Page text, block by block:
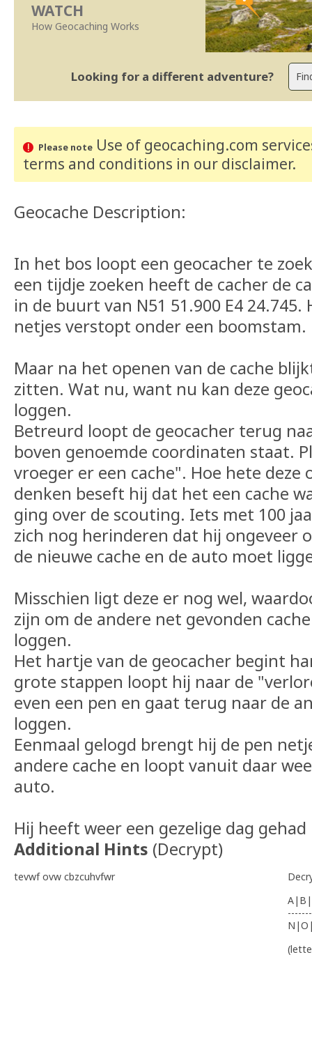
WATCH
How Geocaching Works
Looking for a different adventure?
Please noteUse of geocaching.com
terms and conditions in our disclaimer.
Geocache Description:
In het bos loopt een geocacher te
een tijdje zoeken heeft de cacher de
in de buurt van N51 51.900 E4 24.745.
netjes verstopt onder een boomstam.
Maar na het openen van de cache
zitten. Wat nu, want nu kan deze
loggen.
Betreurd loopt de geocacher terug
boven genoemde coordinaten staat.
vroeger er een cache". Hoe hete deze
denken beseft hij dat het een cache
ging over de scouting. Iets met 100
zich nog herinderen dat hij ongeveer
de nieuwe cache en de auto moet
Misschien ligt deze er nog wel,
zijn om de andere net gevonden
loggen.
Het hartje van de geocacher begint
grote stappen loopt hij naar de
even een pen en gaat terug naar de
loggen.
Eenmaal gelogd brengt hij de pen
andere cache en loopt vanuit daar
auto.
Hij heeft weer een gezelige dag gehad
Additional Hints (Decrypt)
tevwf ovw cbzcuhvfwr